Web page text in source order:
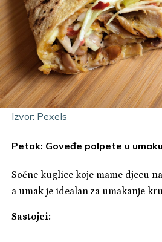
Izvor: Pexels
Petak: Goveđe polpete u
Sočne kuglice koje mame djecu
a umak je idealan za umakanje
Sastojci: